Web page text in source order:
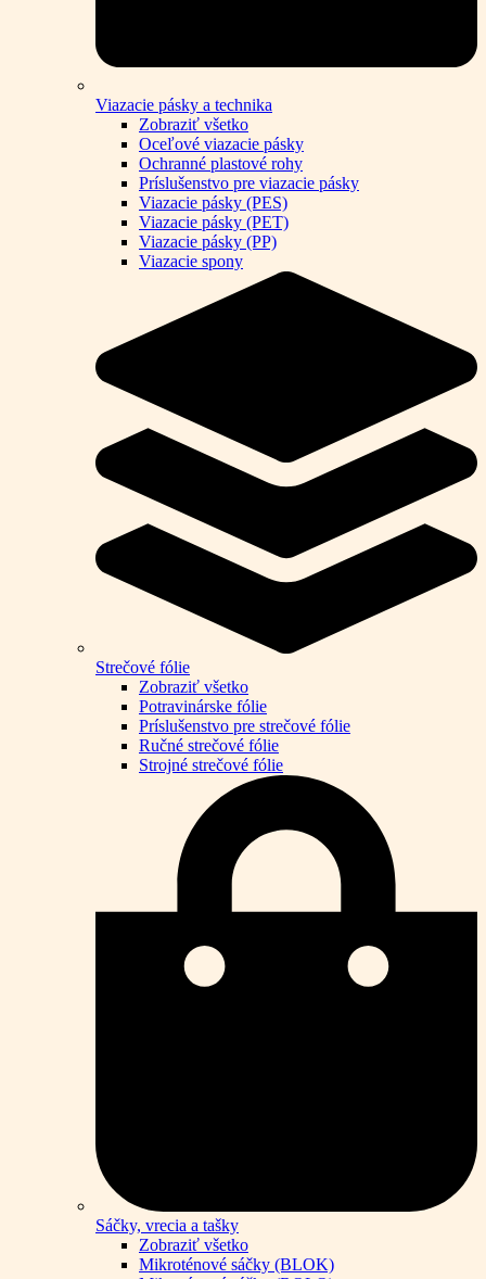
Viazacie pásky a technika
Zobraziť všetko
Oceľové viazacie pásky
Ochranné plastové rohy
Príslušenstvo pre viazacie pásky
Viazacie pásky (PES)
Viazacie pásky (PET)
Viazacie pásky (PP)
Viazacie spony
Strečové fólie
Zobraziť všetko
Potravinárske fólie
Príslušenstvo pre strečové fólie
Ručné strečové fólie
Strojné strečové fólie
Sáčky, vrecia a tašky
Zobraziť všetko
Mikroténové sáčky (BLOK)